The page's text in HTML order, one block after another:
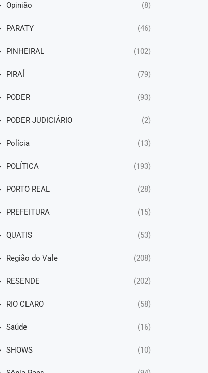
Opinião (8)
PARATY (46)
PINHEIRAL (102)
PIRAÍ (79)
PODER (93)
PODER JUDICIÁRIO (2)
Polícia (13)
POLÍTICA (193)
PORTO REAL (28)
PREFEITURA (15)
QUATIS (53)
Região do Vale (208)
RESENDE (202)
RIO CLARO (58)
Saúde (16)
SHOWS (10)